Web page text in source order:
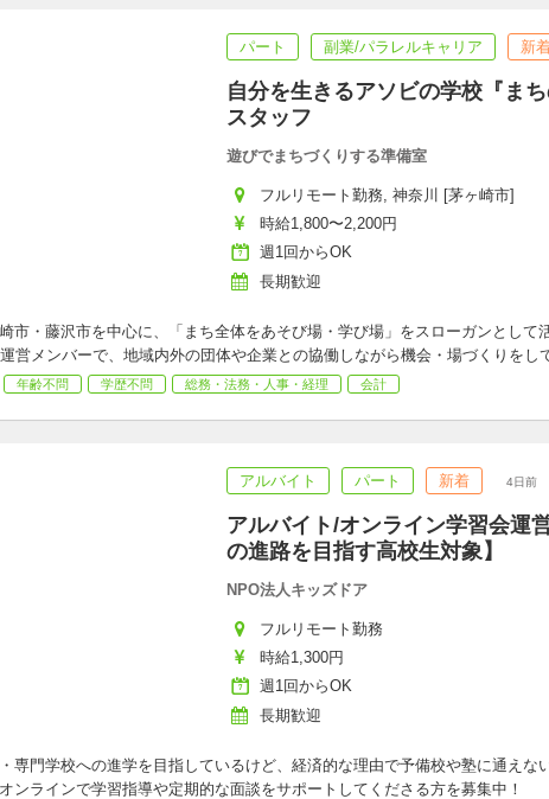
パート 副業/パラレルキャリア 新
自分を生きるアソビの学校『ま
スタッフ
遊びでまちづくりする準備室
フルリモート勤務, 神奈川 [茅ヶ崎市]
時給1,800〜2,200円
週1回からOK
長期歓迎
市・藤沢市を中心に、「まち全体をあそび場・学び場」をスローガンとして
営メンバーで、地域内外の団体や企業との協働しながら機会・場づくりをし
年齢不問 学歴不問 総務・法務・人事・経理 会計
アルバイト パート 新着 4日前
アルバイト/オンライン学習会運
の進路を目指す高校生対象】
NPO法人キッズドア
フルリモート勤務
時給1,300円
週1回からOK
長期歓迎
専門学校への進学を目指しているけど、経済的な理由で予備校や塾に通え
ンラインで学習指導や定期的な面談をサポートしてくださる方を募集中！